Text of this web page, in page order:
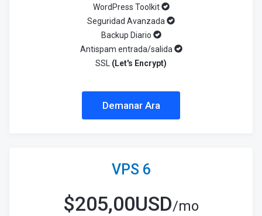
WordPress Toolkit
Seguridad Avanzada
Backup Diario
Antispam entrada/salida
SSL (Let's Encrypt)
Demanar Ara
VPS 6
$205,00USD/mo